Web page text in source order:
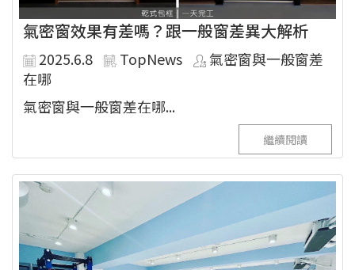
氣密窗效果有差嗎？跟一般窗差異大解析
2025.6.8 TopNews
氣密窗與一般窗差
在哪
氣密窗與一般窗差在哪...
繼續閱讀